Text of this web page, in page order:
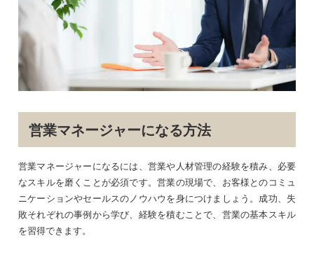
営業マネージャーになる方法
営業マネージャーになるには、営業や人材管理の経験を積み、必要
なスキルを磨くことが必須です。営業の現場で、お客様とのコミュ
ニケーションやセールスのノウハウを身につけましょう。成功、失
敗それぞれの事例から学び、経験を積むことで、営業の基本スキル
を習得できます。